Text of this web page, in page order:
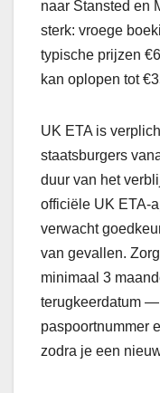
naar Stansted en
sterk: vroege
typische prijzen
kan oplopen tot
UK ETA is
staatsburgers
duur van het
officiële UK ETA-
verwacht
van gevallen.
minimaal 3
terugkeerdatum
paspoortnummer
zodra je een